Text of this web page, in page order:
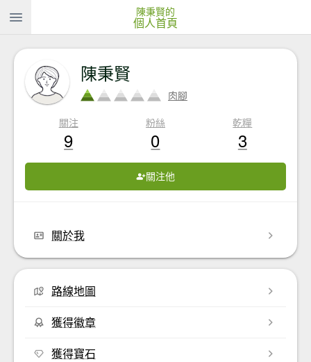
陳秉賢的
個人首頁
陳秉賢
肉腳
關注
9
粉絲
0
乾糧
3
關注他
關於我
路線地圖
獲得徽章
獲得寶石